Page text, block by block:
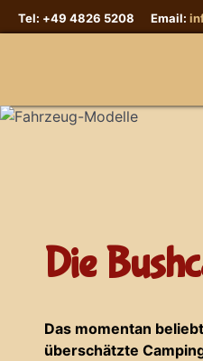
Tel: +49 4826 5208 Email:
Die
Das momentan
überschätzte